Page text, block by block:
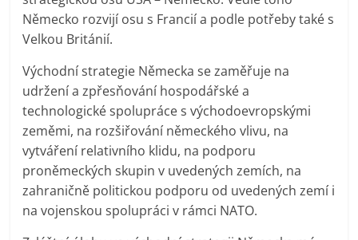
Německo rozvijí osu s Francií a podle potřeby také s
Velkou Británií.
Východní strategie Německa se zaměřuje na
udržení a zpřesňování hospodářské a
technologické spolupráce s východoevropskými
zeměmi, na rozšiřování německého vlivu, na
vytváření relativního klidu, na podporu
proněmeckých skupin v uvedených zemích, na
zahraničně politickou podporu od uvedených zemí i
na vojenskou spolupráci v rámci NATO.